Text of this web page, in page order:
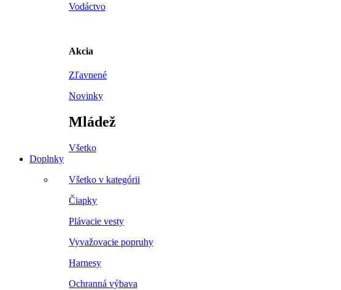
Vodáctvo
Akcia
Zľavnené
Novinky
Mládež
Všetko
Doplnky
Všetko v kategórii
Čiapky
Plávacie vesty
Vyvažovacie popruhy
Harnesy
Ochranná výbava